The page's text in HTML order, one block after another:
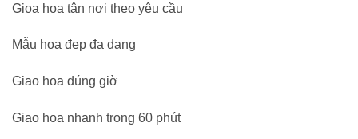
Gioa hoa tận nơi theo yêu cầu
Mẫu hoa đẹp đa dạng
Giao hoa đúng giờ
Giao hoa nhanh trong 60 phút